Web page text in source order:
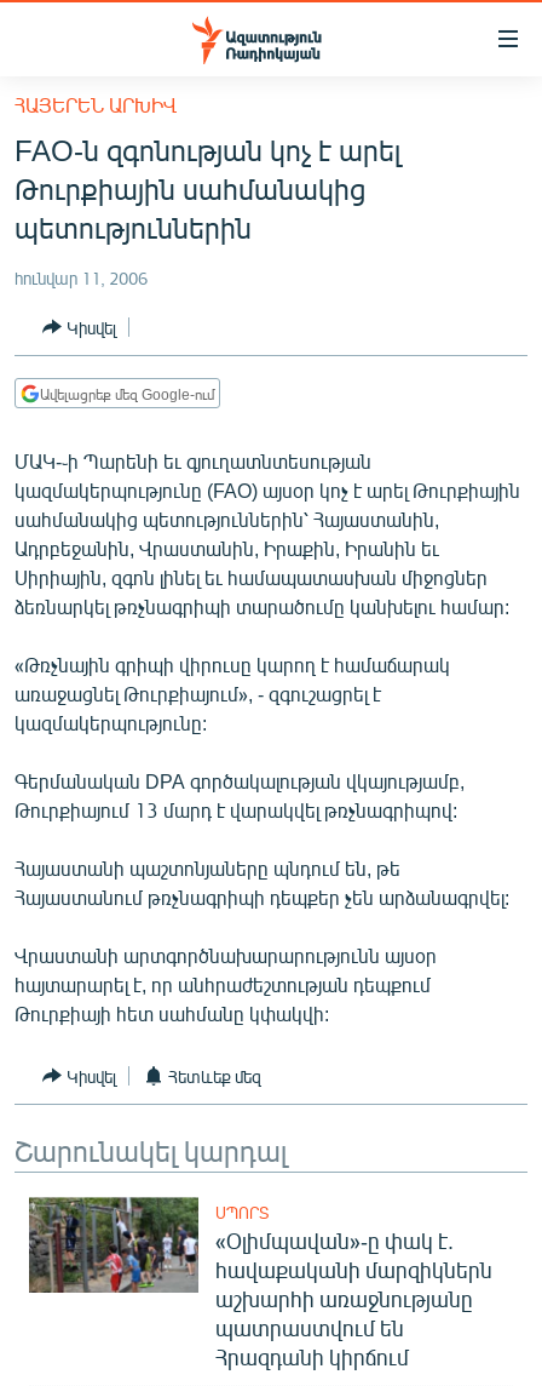
Մատչելիության
հիմնական
բովանդակությանը
Անցնել
հիմնական
մենյուին
ՀԱՅԱՍՏԱՆ
ՔԱՂԱՔԱԿԱՆ
ՀԱՍԱՐԱԿՈՒԹՅՈՒՆ
ՏՆՏԵՍՈՒԹՅՈՒՆ
ՊԱՏԵՐԱԶՄԻ 6 ՇԱԲԱԹՆԵՐԸ
ՏԱՐԱԾԱՇՐՋԱՆ
ՄԻՋԱԶԳԱՅԻՆ
ՄՇԱԿՈՒՅԹ
ՄԵԿՆԱԲԱՆՈՒԹՅՈՒՆ
ՏՏ ԵՒ ԻՆՏԵՐՆԵՏ
ԿՈՐՈՆԱՎԻՐՈՒՍ
ԱՐԽԻՎ
ՏԵՍԱՆՅՈՒԹԵՐ
ԲԱՆԱՎԵՃ
ՁԳՏԵԼՈՎ ԼԱՎԱԳՈՒՅՆԻՆ
ՓՈԴՔԱՍԹ
Հայերեն
English
Русский
ՀԵՏԵՎԵՔ ՄԵԶ
ՀԱՅԵՐԵՆ ԱՐԽԻՎ
FAO-ն զգոնության կոչ է արել
Թուրքիային սահմանակից
պետություններին
հունվար 11, 2006
Կիսվել
Ավելացրեք մեզ Google-ում
ՄԱԿ-֊ի Պարենի եւ գյուղատնտեսության
կազմակերպությունը (FAO) այսօր կոչ է արել Թուրքիային
սահմանակից պետություններին՝ Հայաստանին,
Ադրբեջանին, Վրաստանին, Իրաքին, Իրանին եւ
Սիրիային, զգոն լինել եւ համապատասխան միջոցներ
ձեռնարկել թռչնագրիպի տարածումը կանխելու համար:
«Թռչնային գրիպի վիրուսը կարող է համաճարակ
առաջացնել Թուրքիայում», - զգուշացրել է
կազմակերպությունը:
Գերմանական DPA գործակալության վկայությամբ,
Թուրքիայում 13 մարդ է վարակվել թռչնագրիպով:
Հայաստանի պաշտոնյաները պնդում են, թե
Հայաստանում թռչնագրիպի դեպքեր չեն արձանագրվել:
Վրաստանի արտգործնախարարությունն այսօր
հայտարարել է, որ անհրաժեշտության դեպքում
Թուրքիայի հետ սահմանը կփակվի:
Կիսվել Հետևեք մեզ
Շարունակել կարդալ
ՍՊՈՐՏ
«Օլիմպավան»-ը փակ է.
հավաքականի մարզիկներն
աշխարհի առաջնությանը
պատրաստվում են
Հրազդանի կիրճում